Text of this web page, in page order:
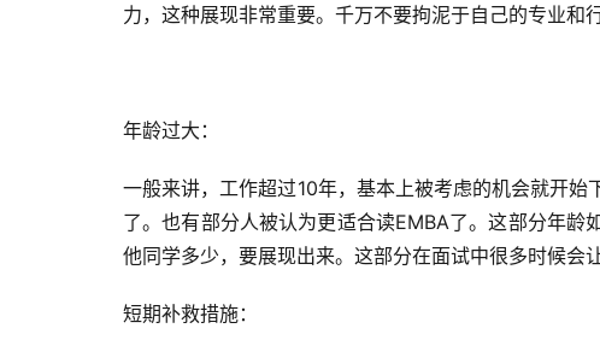
力，这种展现非常重要。千万不要拘泥于自己的专业和
年龄过大：
一般来讲，工作超过10年，基本上被考虑的机会就开
了。也有部分人被认为更适合读EMBA了。这部分年
他同学多少，要展现出来。这部分在面试中很多时候会
短期补救措施：